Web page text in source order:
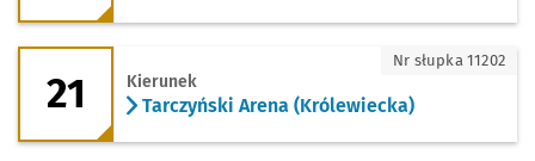
21 - kierunek Tarczyński Arena
21 Kierunek
Tarczyński Arena (Królewiecka)
Nr słupka 11202